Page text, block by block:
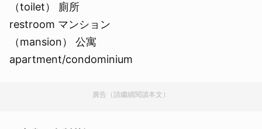
（toilet） 廁所
restroom マンション
（mansion） 公寓
apartment/condominium
廣告（請繼續閱讀本文）